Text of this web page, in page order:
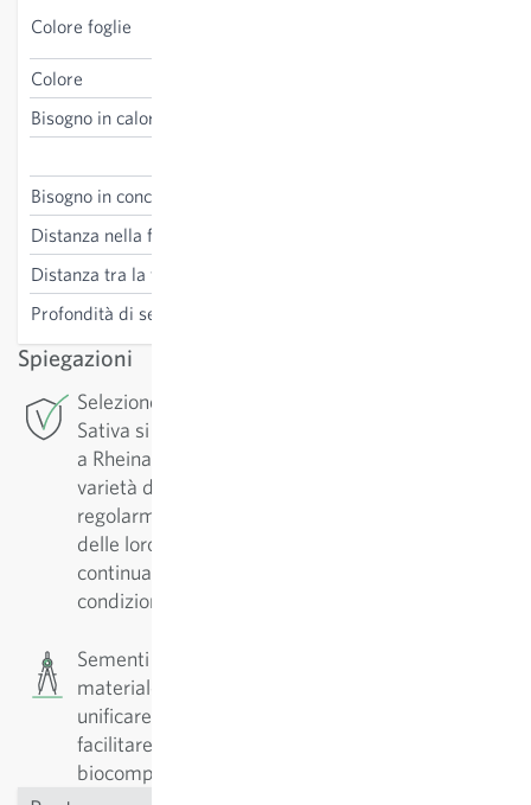
Colore foglie
Colore
Bisogno in calore
Bisogno in concime
Distanza nella fila
Distanza tra la fila
Profondità di semina
Spiegazioni
Selezione di conservazione: Per questa varietà
Sativa si occupa della selezione di conservazione
a Rheinau. Al fine di garantirne una alta qualità, la
varietà deve essere conservata. Esse vengono
regolarmente riprodotte e selezionate in funzione
delle loro qualità. Così facendo le varietà vengono
continuamente adattate e migliorate alle
condizioni di coltivazione.
Sementi rivestite (Pillole): I semi sono rivestiti di
materiale minerale. L’obiettivo è quello di
unificare le dimensioni e la forma dei semi per
facilitare la semina (tecnica). I semi rivestiti sono
biocompatibili e venduti singolarmente.